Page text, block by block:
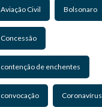
Aviação Civil Bolsonaro
Concessão
contenção de enchentes
convocação Coronavírus